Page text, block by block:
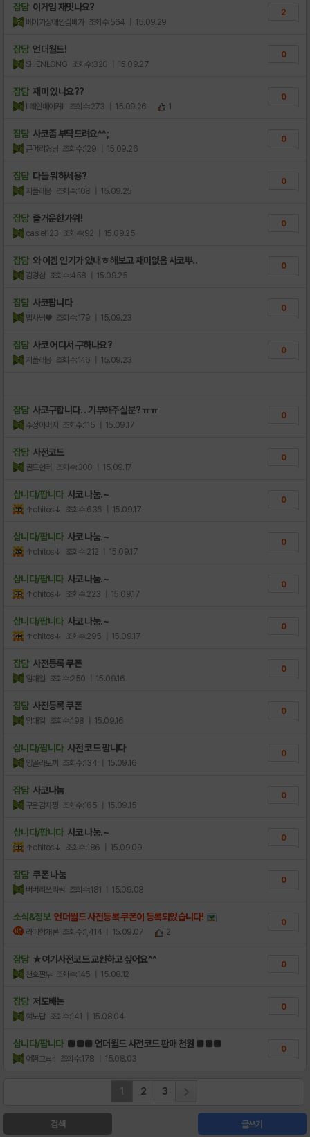
잡담 이게임 재밋나요?
베이가장애인김베가 조회수:564 | 15.09.29
2
잡담 언더월드!
SHENLONG 조회수:320 | 15.09.27
0
잡담 재미 있나요??
ll레인메이커ll 조회수:273 | 15.09.26 1
0
잡담 사코좀 부탁드려요^^;
큰머리형님 조회수:129 | 15.09.26
0
잡담 다들 뭐하세용?
지폴레옹 조회수:108 | 15.09.25
0
잡담 즐거운한가위!
casiel123 조회수:92 | 15.09.25
0
잡담 와 이겜 인기가 있내ㅎ 해보고 재미없음 사코뿌..
김경삼 조회수:458 | 15.09.25
0
잡담 사코팝니다
법사님♥ 조회수:179 | 15.09.23
0
잡담 사코 어디서 구하나요?
지폴레옹 조회수:146 | 15.09.23
0
잡담 사코구합니다. . 기부해주실분? ㅠㅠ
수정아버지 조회수:115 | 15.09.17
0
잡담 사전코드
골드헌터 조회수:300 | 15.09.17
0
삽니다/팝니다 사코 나눔.~
↑chitos↓ 조회수:636 | 15.09.17
0
삽니다/팝니다 사코 나눔.~
↑chitos↓ 조회수:212 | 15.09.17
0
삽니다/팝니다 사코 나눔.~
↑chitos↓ 조회수:223 | 15.09.17
0
삽니다/팝니다 사코 나눔.~
↑chitos↓ 조회수:295 | 15.09.17
0
잡담 사전등록 쿠폰
임대일 조회수:250 | 15.09.16
0
잡담 사전등록 쿠폰
임대일 조회수:198 | 15.09.16
0
삽니다/팝니다 사전 코드 팝니다
앙골라토끼 조회수:134 | 15.09.16
0
잡담 사코나눔
구운감자찡 조회수:165 | 15.09.15
0
삽니다/팝니다 사코 나눔.~
↑chitos↓ 조회수:186 | 15.09.09
0
잡담 쿠폰 나눔
버버리쓰리썸 조회수:181 | 15.09.08
0
소식&정보 언더월드 사전등록 쿠폰이 등록되었습니다!
라떼학개론 조회수:1,414 | 15.09.07 2
0
잡담 ★여기사전코드 교환하고 싶어요^^
천호팔부 조회수:145 | 15.08.12
0
잡담 저도배는
햌노답 조회수:141 | 15.08.04
0
삽니다/팝니다 ■■■ 언더월드 사전코드 판매 천원 ■■■
어쩜그ㄹrl 조회수:178 | 15.08.03
0
1 2 3
검색 글쓰기